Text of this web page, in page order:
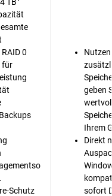
0
für
Schutz
Nutzen
geben
Ihrem
Direkt
sofort